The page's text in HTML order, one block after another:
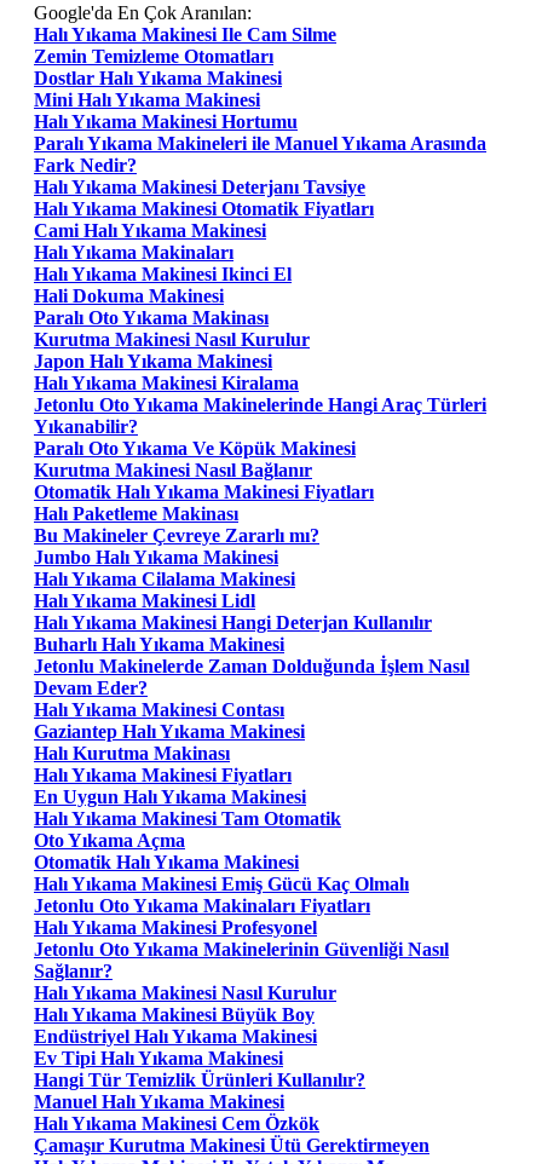
Google'da En Çok Aranılan:
Halı Yıkama Makinesi Ile Cam Silme
Zemin Temizleme Otomatları
Dostlar Halı Yıkama Makinesi
Mini Halı Yıkama Makinesi
Halı Yıkama Makinesi Hortumu
Paralı Yıkama Makineleri ile Manuel Yıkama Arasında
Fark Nedir?
Halı Yıkama Makinesi Deterjanı Tavsiye
Halı Yıkama Makinesi Otomatik Fiyatları
Cami Halı Yıkama Makinesi
Halı Yıkama Makinaları
Halı Yıkama Makinesi Ikinci El
Hali Dokuma Makinesi
Paralı Oto Yıkama Makinası
Kurutma Makinesi Nasıl Kurulur
Japon Halı Yıkama Makinesi
Halı Yıkama Makinesi Kiralama
Jetonlu Oto Yıkama Makinelerinde Hangi Araç Türleri
Yıkanabilir?
Paralı Oto Yıkama Ve Köpük Makinesi
Kurutma Makinesi Nasıl Bağlanır
Otomatik Halı Yıkama Makinesi Fiyatları
Halı Paketleme Makinası
Bu Makineler Çevreye Zararlı mı?
Jumbo Halı Yıkama Makinesi
Halı Yıkama Cilalama Makinesi
Halı Yıkama Makinesi Lidl
Halı Yıkama Makinesi Hangi Deterjan Kullanılır
Buharlı Halı Yıkama Makinesi
Jetonlu Makinelerde Zaman Dolduğunda İşlem Nasıl
Devam Eder?
Halı Yıkama Makinesi Contası
Gaziantep Halı Yıkama Makinesi
Halı Kurutma Makinası
Halı Yıkama Makinesi Fiyatları
En Uygun Halı Yıkama Makinesi
Halı Yıkama Makinesi Tam Otomatik
Oto Yıkama Açma
Otomatik Halı Yıkama Makinesi
Halı Yıkama Makinesi Emiş Gücü Kaç Olmalı
Jetonlu Oto Yıkama Makinaları Fiyatları
Halı Yıkama Makinesi Profesyonel
Jetonlu Oto Yıkama Makinelerinin Güvenliği Nasıl
Sağlanır?
Halı Yıkama Makinesi Nasıl Kurulur
Halı Yıkama Makinesi Büyük Boy
Endüstriyel Halı Yıkama Makinesi
Ev Tipi Halı Yıkama Makinesi
Hangi Tür Temizlik Ürünleri Kullanılır?
Manuel Halı Yıkama Makinesi
Halı Yıkama Makinesi Cem Özkök
Çamaşır Kurutma Makinesi Ütü Gerektirmeyen